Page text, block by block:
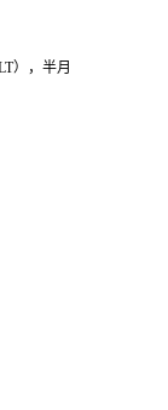
），半月